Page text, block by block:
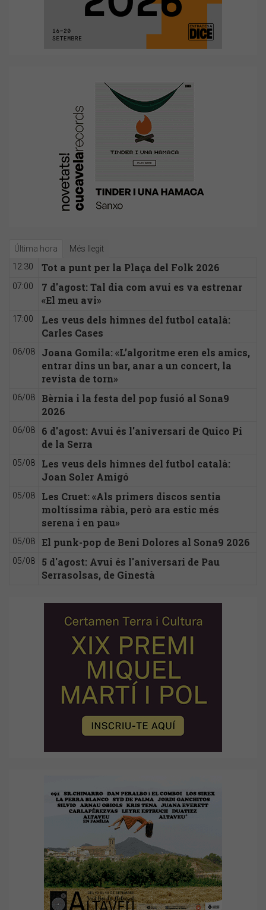
Última hora Més llegit
12:30 Tot a punt per la Plaça del Folk 2026
07:00
7 d'agost: Tal dia com avui es va estrenar
«El meu avi»
17:00
Les veus dels himnes del futbol català:
Carles Cases
06/08
Joana Gomila: «L’algoritme eren els amics,
entrar dins un bar, anar a un concert, la
revista de torn»
06/08
Bèrnia i la festa del pop fusió al Sona9
2026
06/08
6 d'agost: Avui és l'aniversari de Quico Pi
de la Serra
05/08
Les veus dels himnes del futbol català:
Joan Soler Amigó
05/08
Les Cruet: «Als primers discos sentia
moltíssima ràbia, però ara estic més
serena i en pau»
05/08 El punk-pop de Beni Dolores al Sona9 2026
05/08
5 d'agost: Avui és l'aniversari de Pau
Serrasolsas, de Ginestà